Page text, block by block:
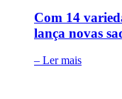
Com 14
lança novas
– Ler mais